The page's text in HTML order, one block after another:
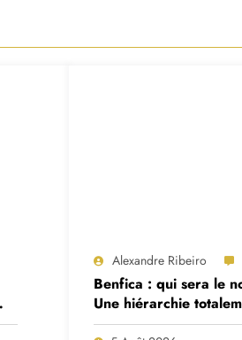
Alexandre Ribeiro
Benfica : qui sera le
Une hiérarchie
deux départs majeurs